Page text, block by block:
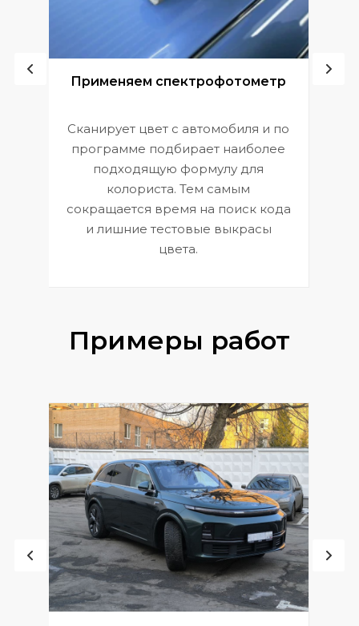
Применяем спектрофотометр
Сканирует цвет с автомобиля и по
программе подбирает наиболее
подходящую формулу для
колориста. Тем самым
сокращается время на поиск кода
и лишние тестовые выкрасы
цвета.
Примеры работ